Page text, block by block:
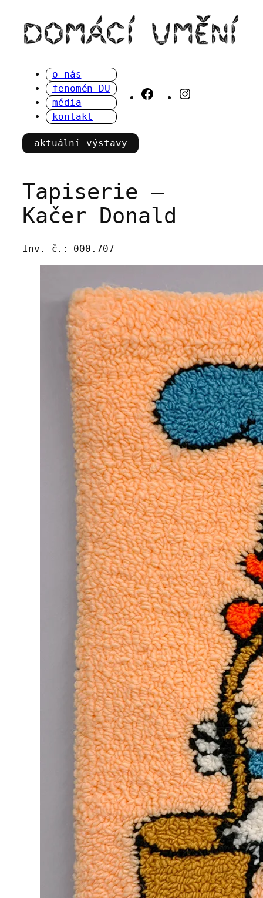
obsah
o nás
fenomén DU
média
kontakt
Facebook
aktuální výstavy
Tapiserie –
Kačer Donald
Inv. č.: 000.707